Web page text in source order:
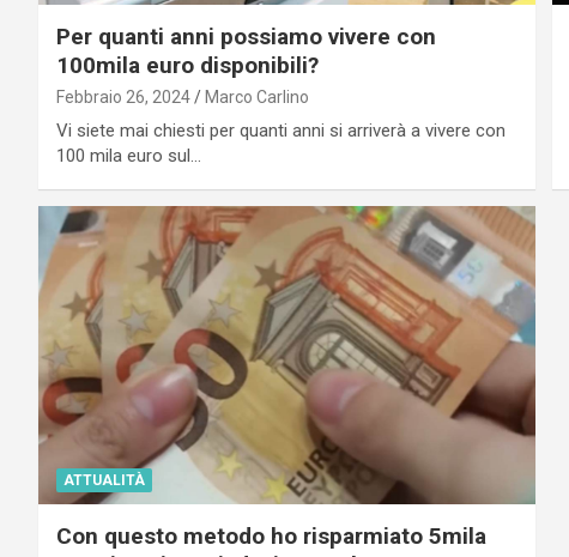
Per quanti anni possiamo vivere con
100mila euro disponibili?
Febbraio 26, 2024 Marco Carlino
Vi siete mai chiesti per quanti anni si arriverà a vivere con
100 mila euro sul…
ATTUALITÀ
Con questo metodo ho risparmiato 5mila